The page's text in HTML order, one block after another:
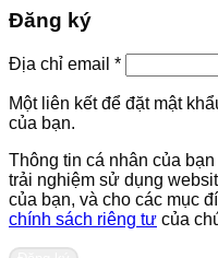
Đăng ký
Địa chỉ email *Bắt
buộc
Một liên kết để đặt mật
của bạn.
Thông tin cá nhân của
trải nghiệm sử dụng
của bạn, và cho các mục
chính sách riêng tư của